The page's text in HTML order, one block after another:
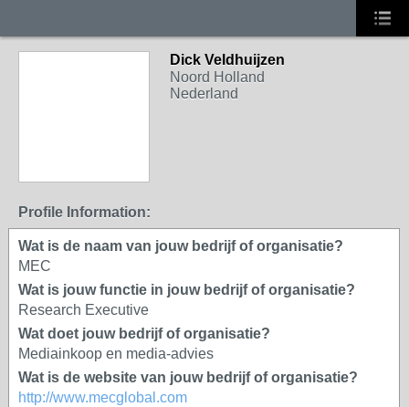
Dick Veldhuijzen
Noord Holland
Nederland
Profile Information:
Wat is de naam van jouw bedrijf of organisatie?
MEC
Wat is jouw functie in jouw bedrijf of organisatie?
Research Executive
Wat doet jouw bedrijf of organisatie?
Mediainkoop en media-advies
Wat is de website van jouw bedrijf of organisatie?
http://www.mecglobal.com